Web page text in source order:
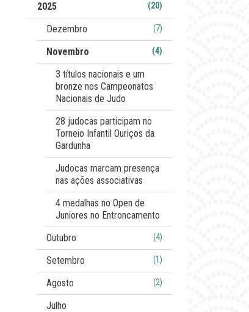
2025 (20)
Dezembro (7)
Novembro (4)
3 títulos nacionais e um
bronze nos Campeonatos
Nacionais de Judo
28 judocas participam no
Torneio Infantil Ouriços da
Gardunha
Judocas marcam presença
nas ações associativas
4 medalhas no Open de
Juniores no Entroncamento
Outubro
(4)
Setembro (1)
Agosto (2)
Julho